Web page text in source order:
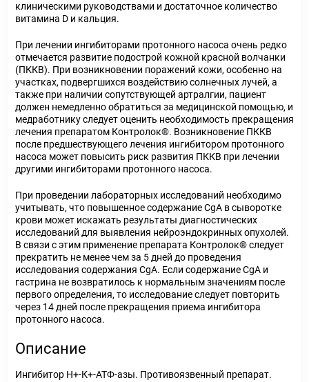
клиническими руководствами и достаточное количество
витамина D и кальция.
При лечении ингибиторами протонного насоса очень редко
отмечается развитие подострой кожной красной волчанки
(ПККВ). При возникновении поражений кожи, особенно на
участках, подвергшихся воздействию солнечных лучей, а
также при наличии сопутствующей артралгии, пациент
должен немедленно обратиться за медицинской помощью, и
медработнику следует оценить необходимость прекращения
лечения препаратом Контролок®. Возникновение ПККВ
после предшествующего лечения ингибитором протонного
насоса может повысить риск развития ПККВ при лечении
другими ингибиторами протонного насоса.
При проведении лабораторных исследований необходимо
учитывать, что повышенное содержание CgA в сыворотке
крови может искажать результаты диагностических
исследований для выявления нейроэндокринных опухолей.
В связи с этим применение препарата Контролок® следует
прекратить не менее чем за 5 дней до проведения
исследования содержания CgA. Если содержание CgA и
гастрина не возвратилось к нормальным значениям после
первого определения, то исследование следует повторить
через 14 дней после прекращения приема ингибитора
протонного насоса.
Описание
Ингибитор Н+-К+-АТФ-азы. Противоязвенный препарат.